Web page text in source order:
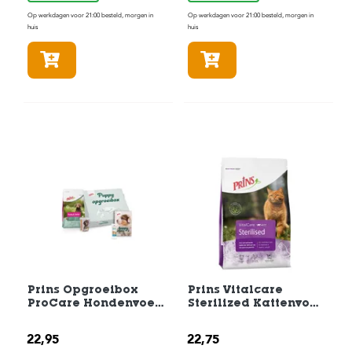
Op werkdagen voor 21:00 besteld, morgen in
huis
Op werkdagen voor 21:00 besteld, morgen in
huis
Prins Opgroeibox
ProCare Hondenvoer
22,95
Prins Vitalcare
Sterilized Kattenvoer
22,75